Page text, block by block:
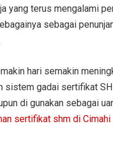
yang terus mengalami
sebagai
hari semakin
sistem gadai sertifikat
di gunakan sebagai
sertifikat shm di Cimahi